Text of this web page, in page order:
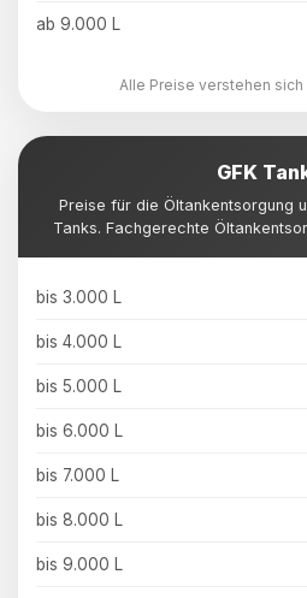
ab 9.000 L
Alle Preise verstehen sich
GFK
Preise für die Öltankentsorgung
Tanks. Fachgerechte
bis 3.000 L
bis 4.000 L
bis 5.000 L
bis 6.000 L
bis 7.000 L
bis 8.000 L
bis 9.000 L